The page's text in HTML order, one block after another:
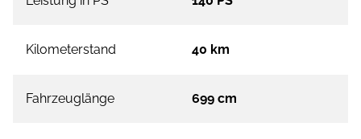
Kilometerstand 40 km
Fahrzeuglänge 699 cm